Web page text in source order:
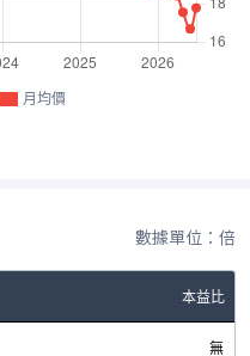
月均價
數據單位：倍
本益比
無